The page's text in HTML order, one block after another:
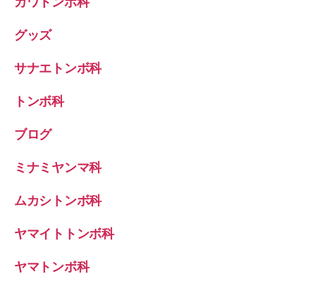
グッズ
サナエトンボ科
トンボ科
ブログ
ミナミヤンマ科
ムカシトンボ科
ヤマイトトンボ科
ヤマトンボ科